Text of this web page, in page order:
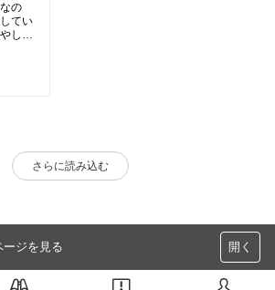
の
てい
して
も合
さらに読み込む
ージを見る 開く